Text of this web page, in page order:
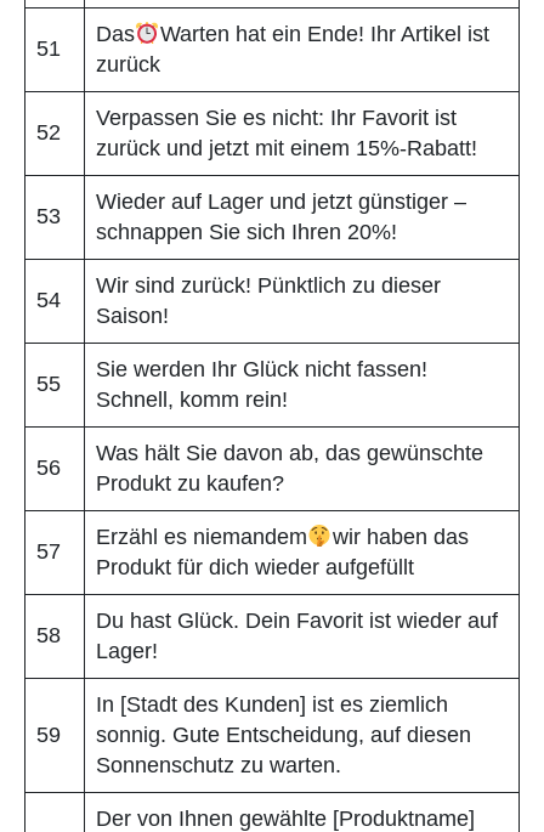
51
Das
Warten hat ein Ende! Ihr Artikel ist
zurück
52
Verpassen Sie es nicht: Ihr Favorit ist
zurück und jetzt mit einem 15%-Rabatt!
53
Wieder auf Lager und jetzt günstiger –
schnappen Sie sich Ihren 20%!
54
Wir sind zurück! Pünktlich zu dieser
Saison!
55
Sie werden Ihr Glück nicht fassen!
Schnell, komm rein!
56
Was hält Sie davon ab, das gewünschte
Produkt zu kaufen?
57
Erzähl es niemandem
wir haben das
Produkt für dich wieder aufgefüllt
58
Du hast Glück. Dein Favorit ist wieder auf
Lager!
59
In [Stadt des Kunden] ist es ziemlich
sonnig. Gute Entscheidung, auf diesen
Sonnenschutz zu warten.
Der von Ihnen gewählte [Produktname]